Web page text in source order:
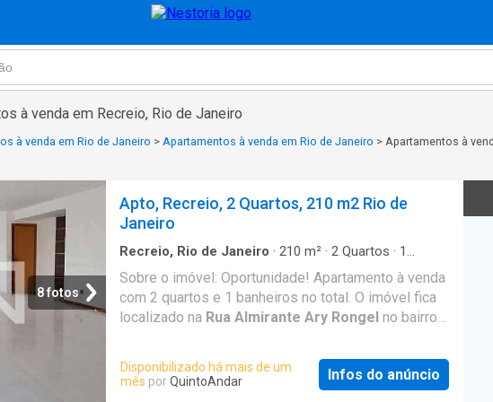
à venda em Recreio, Rio de Janeiro
à venda em Rio de Janeiro > Apartamentos à venda em Rio de Janeiro > Apartamentos à
8 fotos
Apto, Recreio, 2 Quartos, 210 m2 Rio de
Janeiro
Recreio, Rio de Janeiro · 210 m² · 2 Quartos · 1
Sobre o imóvel: Oportunidade! Apartamento à venda
com 2 quartos e 1 banheiros no total. O imóvel fica
localizado na Rua Almirante Ary Rongel no bairro
Valores: - Valor de venda: R$ 1149000 - Condomínio:
R$ 878 - IPTU: R$ 384 Que tal agendar uma visita?
Entre em contato pelo formulário. Você receberá
Disponibilizado há mais de um
mês porQuintoAndar Infos do anúncio